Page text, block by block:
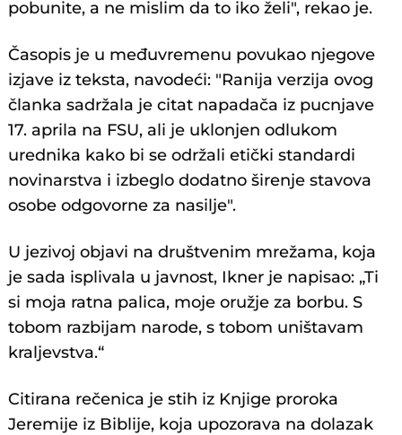
pobunite, a ne mislim da to iko želi", rekao je.
Časopis je u međuvremenu povukao njegove
izjave iz teksta, navodeći: "Ranija verzija ovog
članka sadržala je citat napadača iz pucnjave
17. aprila na FSU, ali je uklonjen odlukom
urednika kako bi se održali etički standardi
novinarstva i izbeglo dodatno širenje stavova
osobe odgovorne za nasilje".
U jezivoj objavi na društvenim mrežama, koja
je sada isplivala u javnost, Ikner je napisao: „Ti
si moja ratna palica, moje oružje za borbu. S
tobom razbijam narode, s tobom uništavam
kraljevstva.“
Citirana rečenica je stih iz Knjige proroka
Jeremije iz Biblije, koja upozorava na dolazak